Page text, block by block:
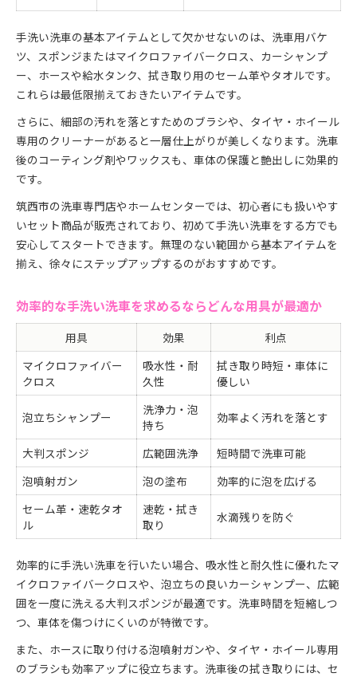
手洗い洗車の基本アイテムとして欠かせないのは、洗車用バケ
ツ、スポンジまたはマイクロファイバークロス、カーシャンプ
ー、ホースや給水タンク、拭き取り用のセーム革やタオルです。
これらは最低限揃えておきたいアイテムです。
さらに、細部の汚れを落とすためのブラシや、タイヤ・ホイール
専用のクリーナーがあると一層仕上がりが美しくなります。洗車
後のコーティング剤やワックスも、車体の保護と艶出しに効果的
です。
筑西市の洗車専門店やホームセンターでは、初心者にも扱いやす
いセット商品が販売されており、初めて手洗い洗車をする方でも
安心してスタートできます。無理のない範囲から基本アイテムを
揃え、徐々にステップアップするのがおすすめです。
効率的な手洗い洗車を求めるならどんな用具が最適か
用具 効果
利点
マイクロファイバー
クロス
吸水性・耐
久性
拭き取り時短・車体に
優しい
泡立ちシャンプー
洗浄力・泡
持ち
効率よく汚れを落とす
大判スポンジ 広範囲洗浄
短時間で洗車可能
泡噴射ガン
泡の塗布
効率的に泡を広げる
セーム革・速乾タオ
ル
速乾・拭き
取り
水滴残りを防ぐ
効率的に手洗い洗車を行いたい場合、吸水性と耐久性に優れたマ
イクロファイバークロスや、泡立ちの良いカーシャンプー、広範
囲を一度に洗える大判スポンジが最適です。洗車時間を短縮しつ
つ、車体を傷つけにくいのが特徴です。
また、ホースに取り付ける泡噴射ガンや、タイヤ・ホイール専用
のブラシも効率アップに役立ちます。洗車後の拭き取りには、セ